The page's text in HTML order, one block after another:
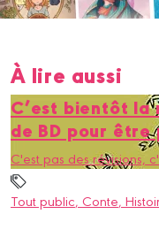
À lire aussi
C’est bientôt
de BD pour
C'est pas des révisions,
Tout public, Conte,